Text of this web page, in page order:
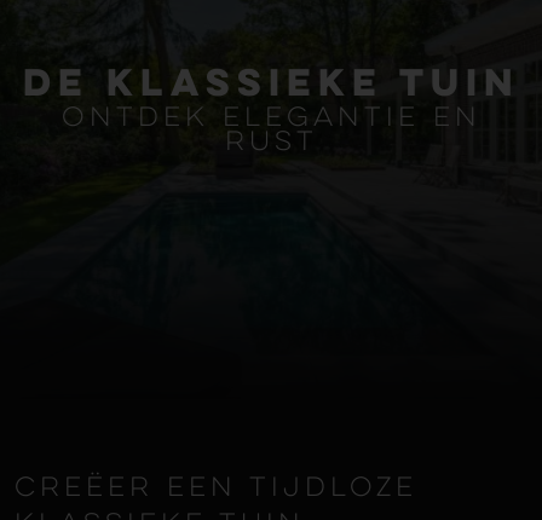
De klassieke tuin
Ontdek elegantie en
rust
Creëer een tijdloze